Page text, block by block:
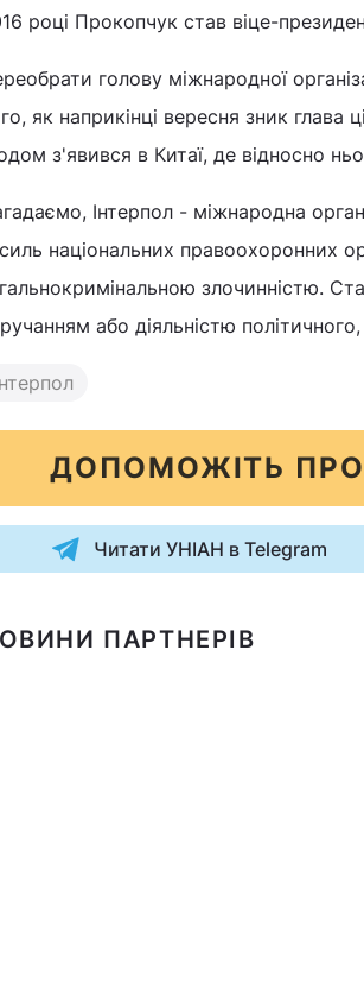
році Прокопчук став віце-
голову міжнародної
як наприкінці вересня зник глава
з'явився в Китаї, де відносно
Інтерпол - міжнародна
національних правоохоронних
злочинністю.
або діяльністю
ДОПОМОЖІТЬ
Читати УНІАН в Telegram
ПАРТНЕРІВ